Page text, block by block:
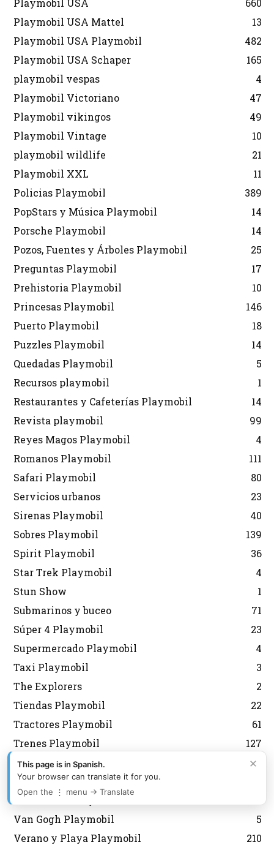
Playmobil USA Mattel
13
Playmobil USA Playmobil
482
Playmobil USA Schaper
165
playmobil vespas
4
Playmobil Victoriano
47
Playmobil vikingos
49
Playmobil Vintage
10
playmobil wildlife
21
Playmobil XXL
11
Policias Playmobil
389
PopStars y Música Playmobil
14
Porsche Playmobil
14
Pozos, Fuentes y Árboles Playmobil
25
Preguntas Playmobil
17
Prehistoria Playmobil
10
Princesas Playmobil
146
Puerto Playmobil
18
Puzzles Playmobil
14
Quedadas Playmobil
5
Recursos playmobil
1
Restaurantes y Cafeterías Playmobil
14
Revista playmobil
99
Reyes Magos Playmobil
4
Romanos Playmobil
111
Safari Playmobil
80
Servicios urbanos
23
Sirenas Playmobil
40
Sobres Playmobil
139
Spirit Playmobil
36
Star Trek Playmobil
4
Stun Show
1
Submarinos y buceo
71
Súper 4 Playmobil
23
Supermercado Playmobil
4
Taxi Playmobil
3
The Explorers
2
Tiendas Playmobil
22
Tractores Playmobil
61
Trenes Playmobil
127
Trols Playmobil
Unboxing Playmobil
Vacaciones Playmobil
Van Gogh Playmobil
5
Verano y Playa Playmobil
210
×
This page is in Spanish.
Your browser can translate it for you.
Open the ⋮ menu → Translate